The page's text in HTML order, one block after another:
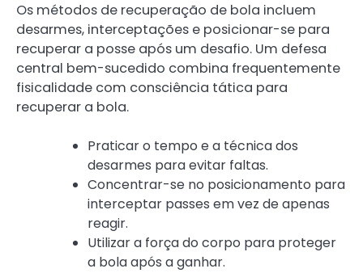
Os métodos de recuperação de bola incluem
desarmes, interceptações e posicionar-se para
recuperar a posse após um desafio. Um defesa
central bem-sucedido combina frequentemente
fisicalidade com consciência tática para
recuperar a bola.
Praticar o tempo e a técnica dos
desarmes para evitar faltas.
Concentrar-se no posicionamento para
interceptar passes em vez de apenas
reagir.
Utilizar a força do corpo para proteger
a bola após a ganhar.